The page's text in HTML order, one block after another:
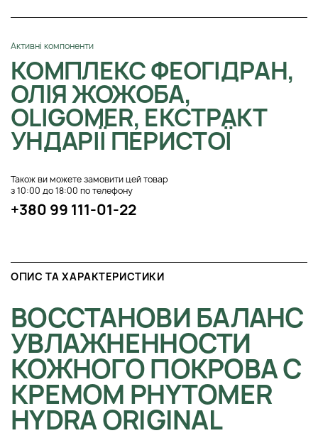
Активні компоненти
КОМПЛЕКС ФЕОГІДРАН,
ОЛІЯ ЖОЖОБА,
OLIGOMER, ЕКСТРАКТ
УНДАРІЇ ПЕРИСТОЇ
Також ви можете замовити цей товар
з 10:00 до 18:00 по телефону
+380 99 111-01-22
ОПИС ТА ХАРАКТЕРИСТИКИ
ВОССТАНОВИ БАЛАНС
УВЛАЖНЕННОСТИ
КОЖНОГО ПОКРОВА С
КРЕМОМ PHYTOMER
HYDRA ORIGINAL